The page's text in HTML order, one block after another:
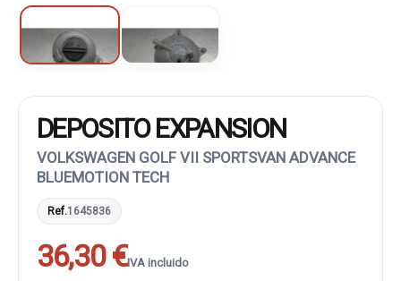
DEPOSITO EXPANSION
VOLKSWAGEN GOLF VII SPORTSVAN ADVANCE
BLUEMOTION TECH
Ref.1645836
36,30 €IVA incluido